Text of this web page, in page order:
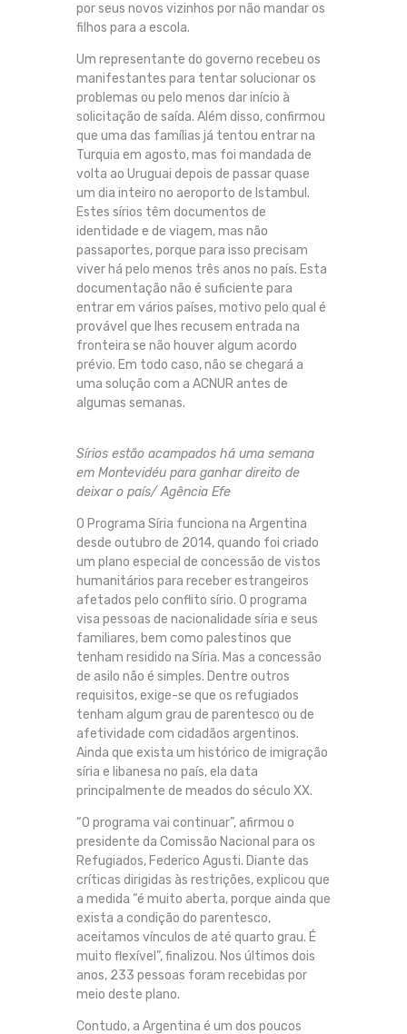
por seus novos vizinhos por não mandar os
filhos para a escola.
Um representante do governo recebeu os
manifestantes para tentar solucionar os
problemas ou pelo menos dar início à
solicitação de saída. Além disso, confirmou
que uma das famílias já tentou entrar na
Turquia em agosto, mas foi mandada de
volta ao Uruguai depois de passar quase
um dia inteiro no aeroporto de Istambul.
Estes sírios têm documentos de
identidade e de viagem, mas não
passaportes, porque para isso precisam
viver há pelo menos três anos no país. Esta
documentação não é suficiente para
entrar em vários países, motivo pelo qual é
provável que lhes recusem entrada na
fronteira se não houver algum acordo
prévio. Em todo caso, não se chegará a
uma solução com a ACNUR antes de
algumas semanas.
Sírios estão acampados há uma semana
em Montevidéu para ganhar direito de
deixar o país/ Agência Efe
O Programa Síria funciona na Argentina
desde outubro de 2014, quando foi criado
um plano especial de concessão de vistos
humanitários para receber estrangeiros
afetados pelo conflito sírio. O programa
visa pessoas de nacionalidade síria e seus
familiares, bem como palestinos que
tenham residido na Síria. Mas a concessão
de asilo não é simples. Dentre outros
requisitos, exige-se que os refugiados
tenham algum grau de parentesco ou de
afetividade com cidadãos argentinos.
Ainda que exista um histórico de imigração
síria e libanesa no país, ela data
principalmente de meados do século XX.
“O programa vai continuar”, afirmou o
presidente da Comissão Nacional para os
Refugiados, Federico Agusti. Diante das
críticas dirigidas às restrições, explicou que
a medida “é muito aberta, porque ainda que
exista a condição do parentesco,
aceitamos vínculos de até quarto grau. É
muito flexível”, finalizou. Nos últimos dois
anos, 233 pessoas foram recebidas por
meio deste plano.
Contudo, a Argentina é um dos poucos